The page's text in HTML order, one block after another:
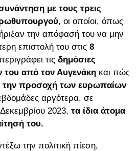
με τους τρεις
, οι οποίοι, όπως
την απόφασή του να μην
επιστολή του στις 8
τις δημόσιες
του από τον Αυγενάκη και πώς
την προσοχή των ευρωπαίων
αργότερα, σε
2023, τα ίδια άτομα
του.
την πολιτική πίεση,